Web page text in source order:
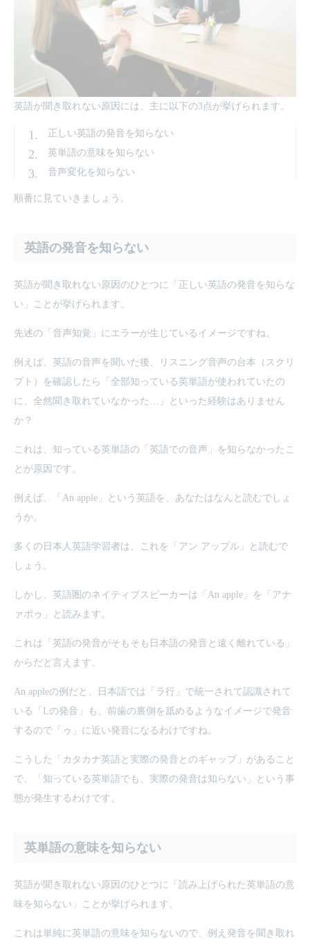
英語が聞き取れない原因には、主に以下の3点が挙げられます。
正しい英語の発音を知らない
英単語の意味を知らない
音声変化を知らない
順番に見ていきましょう。
英語の発音を知らない
英語が聞き取れない原因のひとつに「正しい英語の発音を知らな
い」ことが挙げられます。
先述の「音声知覚」にエラーが生じているイメージですね。
例えば、英語の音声を聞いた後、リスニング音声の台本（スクリ
プト）を確認したら「全部知っている英単語が使われていたの
に、全然聞き取れていなかった…」といった経験はありません
か？
これは、知っている英単語の「英語での音声」を知らなかったこ
とが原因です。
例えば、「An apple」という英語を、あなたはなんと読むでしょ
うか。
多くの日本人英語学習者は、これを「アン アップル」と読むで
しょう。
しかし、英語圏のネイティブスピーカーは「An apple」を「アナ
ァポゥ」と読みます。
これは「英語の発音がそもそも日本語の発音と遠く離れている」
からだと言えます。
An appleの例だと、日本語では「ラ行」で統一されて認識されて
いる「Lの発音」も、前歯の裏側を舐めるようなイメージで発音
するので「ゥ」に近い発音になるわけですね。
こうした「カタカナ英語と実際の発音とのギャップ」があること
で、「知っている英単語でも、実際の発音は知らない」という事
態が発生するわけです。
英単語の意味を知らない
英語が聞き取れない原因のひとつに「読み上げられた英単語の意
味を知らない」ことが挙げられます。
これは単純に英単語の意味を知らないので、例え発音を聞き取れ